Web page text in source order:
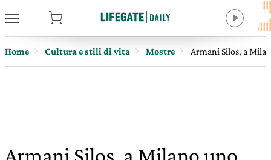
Home Cultura e stili di vita Mostre Armani Silos, a
Armani Silos, a Milano uno